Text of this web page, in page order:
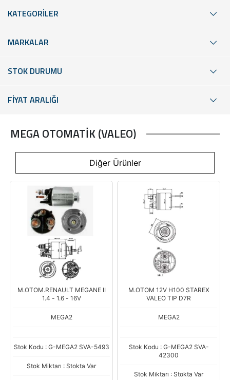
KATEGORİLER
MARKALAR
STOK DURUMU
FİYAT ARALIĞI
MEGA OTOMATİK (VALEO)
Diğer Ürünler
M.OTOM.RENAULT MEGANE II
1.4 - 1.6 - 16V
MEGA2
Stok Kodu : G-MEGA2 SVA-5493
Stok Miktarı : Stokta Var
M.OTOM 12V H100 STAREX
VALEO TIP D7R
MEGA2
Stok Kodu : G-MEGA2 SVA-
42300
Stok Miktarı : Stokta Var